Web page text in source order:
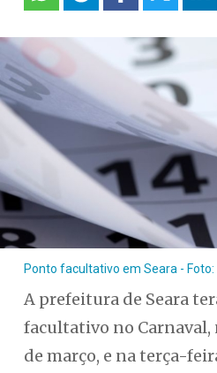
Ponto facultativo em Seara - Foto:
A prefeitura de Seara
facultativo no Carnaval,
de março, e na terça-